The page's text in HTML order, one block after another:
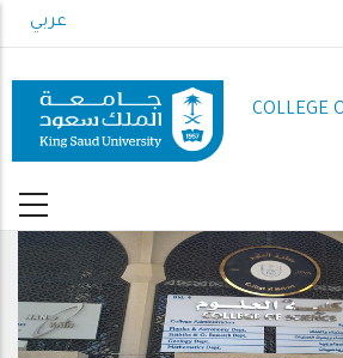
to
content
عربي
COLLEGE